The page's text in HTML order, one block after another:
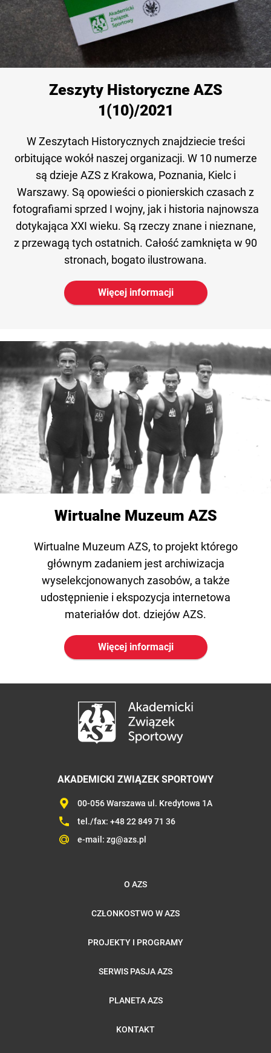
Zeszyty Historyczne AZS
1(10)/2021
W Zeszytach Historycznych znajdziecie treści
orbitujące wokół naszej organizacji. W 10 numerze
są dzieje AZS z Krakowa, Poznania, Kielc i
Warszawy. Są opowieści o pionierskich czasach z
fotografiami sprzed I wojny, jak i historia najnowsza
dotykająca XXI wieku. Są rzeczy znane i nieznane,
z przewagą tych ostatnich. Całość zamknięta w 90
stronach, bogato ilustrowana.
Więcej informacji
Wirtualne Muzeum AZS
Wirtualne Muzeum AZS, to projekt którego
głównym zadaniem jest archiwizacja
wyselekcjonowanych zasobów, a także
udostępnienie i ekspozycja internetowa
materiałów dot. dziejów AZS.
Więcej informacji
AKADEMICKI ZWIĄZEK SPORTOWY
00-056 Warszawa ul. Kredytowa 1A
tel./fax: +48 22 849 71 36
e-mail: zg@azs.pl
O AZS
CZŁONKOSTWO W AZS
PROJEKTY I PROGRAMY
SERWIS PASJA AZS
PLANETA AZS
KONTAKT